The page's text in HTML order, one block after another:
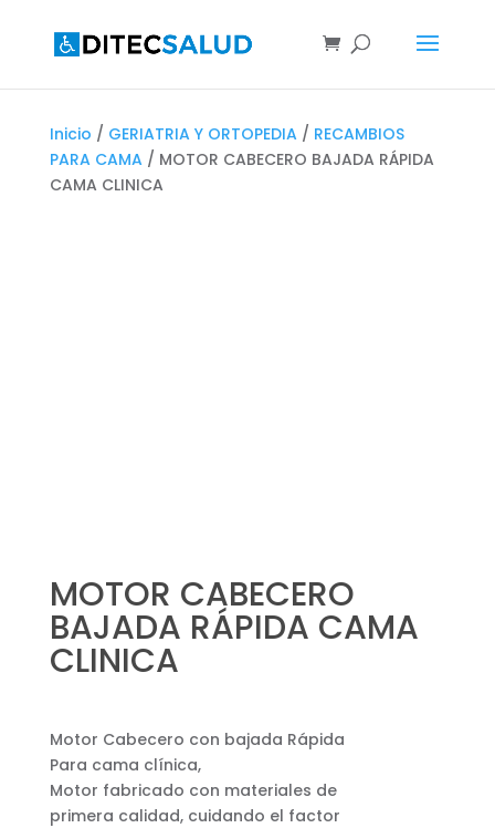
Inicio / GERIATRIA Y ORTOPEDIA/ RECAMBIOS
PARA CAMA/ MOTOR CABECERO BAJADA RÁPIDA
CAMA CLINICA
MOTOR CABECERO
BAJADA RÁPIDA CAMA
CLINICA
Motor Cabecero con bajada Rápida
Para cama clínica,
Motor fabricado con materiales de
primera calidad, cuidando el factor